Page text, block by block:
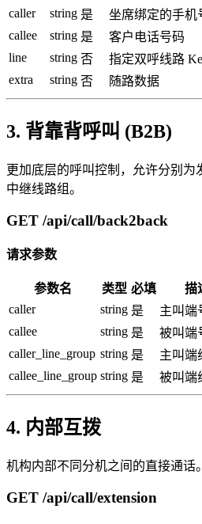
caller
string 是
坐席绑定的手机
callee
string 是
客户电话号码
line
string 否
指定双呼线路
extra
string 否 随路数据
3. 背靠背呼叫 (B2B)
更加底层的呼叫控制，允许分别为
中继线路组。
GET /api/call/back2back
请求参数
参数名 类型 必填
描
caller
string 是
主叫端
callee
string 是
被叫端
caller_line_group string 是
主叫端
callee_line_group string 是 被叫端
4. 内部互拨
机构内部不同分机之间的直接通话。
GET /api/call/extension